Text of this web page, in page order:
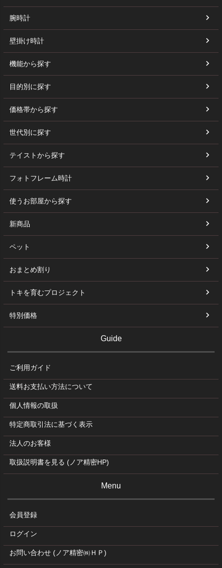
腕時計
壁掛け時計
機能から探す
目的別に探す
価格帯から探す
世代別に探す
テイストから探す
フォトフレーム時計
使うお部屋から探す
新商品
ペット
おまとめ割り
トキを育むプロジェクト
特別価格
Guide
ご利用ガイド
送料お支払い方法について
個人情報の取扱
特定商取引法に基づく表示
法人のお客様
取扱説明書を見る (ノア精密HP)
Menu
会員登録
ログイン
お問い合わせ (ノア精密㈱ＨＰ)